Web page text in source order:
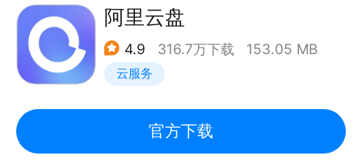
需求轻松搞定。
【特色功能】
1、全民不限速：普通用户也不限速，上传下载速度取
决于用户的网络和设备。
匹配精准应答。
3、AI Store：涵盖图书快读、图片处理、代码编程、
阿里云盘
4.9 316.7万下载 153.05 MB
云服务
官方下载